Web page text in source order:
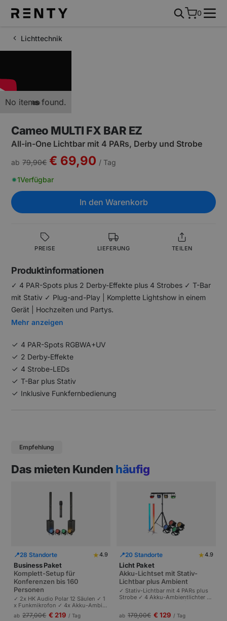
0
Lichttechnik
No items found.
Cameo MULTI FX BAR EZ
All-in-One Lichtbar mit 4 PARs, Derby und Strobe
ab 79,90€ € 69,90 / Tag
1Verfügbar
In den Warenkorb
PREISE LIEFERUNG TEILEN
Produktinformationen
✓ 4 PAR-Spots plus 2 Derby-Effekte plus 4 Strobes ✓ T-Bar
mit Stativ ✓ Plug-and-Play | Komplette Lightshow in einem
Gerät | Hochzeiten und Partys.
Mehr anzeigen
4 PAR-Spots RGBWA+UV
2 Derby-Effekte
4 Strobe-LEDs
T-Bar plus Stativ
Inklusive Funkfernbedienung
Empfehlung
Das mieten Kunden häufig
📍28 Standorte ★4.9
Business Paket
Komplett-Setup für
Konferenzen bis 160
Personen
✓ 2x HK Audio Polar 12 Säulen ✓ 1
x Funkmikrofon ✓ 4x Akku-Ambie
ntlichter | Komplettes Setup für Ta
gungen und Pressekonferenzen |
ab 277,00€ € 219 / Tag
📍20 Standorte ★4.9
Licht Paket
Akku-Lichtset mit Stativ-
Lichtbar plus Ambient
✓ Stativ-Lichtbar mit 4 PARs plus
Strobe ✓ 4 Akku-Ambientlichter ✓
ersonen.
ab 179,00€ € 129 / Tag